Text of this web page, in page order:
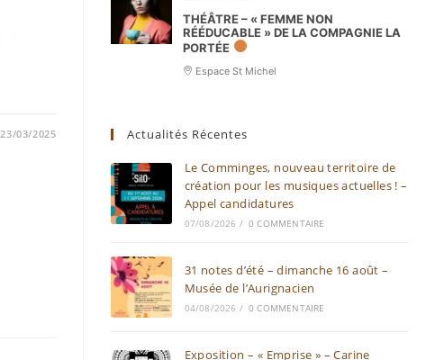
23/03/2025
THÉÂTRE – « FEMME NON
RÉÉDUCABLE » DE LA COMPAGNIE LA
PORTÉE
Espace St Michel
Actualités Récentes
Le Comminges, nouveau territoire de
création pour les musiques actuelles ! –
Appel candidatures
07/08/2026 / 0 COMMENTAIRE
31 notes d’été – dimanche 16 août –
Musée de l’Aurignacien
04/08/2026 / 0 COMMENTAIRE
Exposition – « Emprise » – Carine